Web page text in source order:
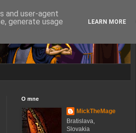
O mne
MickTheMage
Bratislava,
Slovakia
and user-agent
generate usage
LEARN MORE